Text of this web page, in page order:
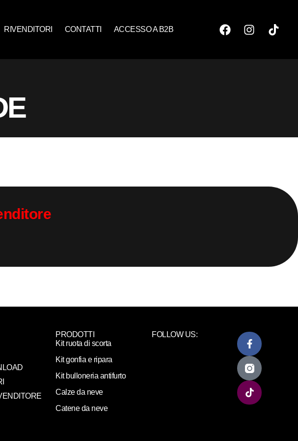
RIVENDITORI CONTATTI ACCESSO A B2B
PRODOTTI
Kit ruota di scorta
Kit gonfia e ripara
Kit bulloneria antifurto
Calze da neve
Catene da neve
FOLLOW US: